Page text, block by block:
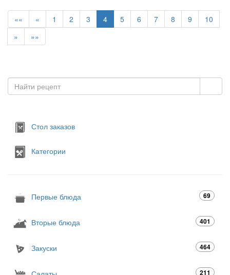
«« « 1 2 3 4 5 6 7 8 9
10
»
»»
Стол заказов
Категории
Первые блюда 69
Вторые блюда 401
Закуски 464
211